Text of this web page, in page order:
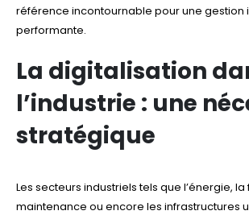
référence incontournable pour une gestion
performante.
La digitalisation
l’industrie : une
stratégique
Les secteurs industriels tels que l’énergie,
maintenance ou encore les infrastructures